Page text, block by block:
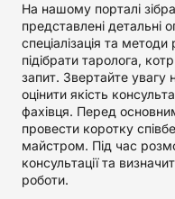
На нашому порталі
представлені детальні
спеціалізація та
підібрати таролога,
запит. Звертайте увагу
оцінити якість
фахівця. Перед
провести коротку
майстром. Під час
консультації та
роботи.